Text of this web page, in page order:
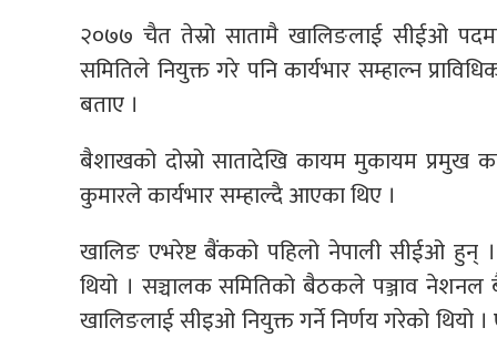
२०७७ चैत तेस्रो सातामै खालिङलाई सीईओ
समितिले नियुक्त गरे पनि कार्यभार सम्हाल्न
बताए ।
बैशाखको दोस्रो सातादेखि कायम मुकायम प्रमुख
कुमारले कार्यभार सम्हाल्दै आएका थिए ।
खालिङ एभरेष्ट बैंकको पहिलो नेपाली सीईओ
थियो । सञ्चालक समितिको बैठकले पञ्जाव नेशनल
खालिङलाई सीइओ नियुक्त गर्ने निर्णय गरेको